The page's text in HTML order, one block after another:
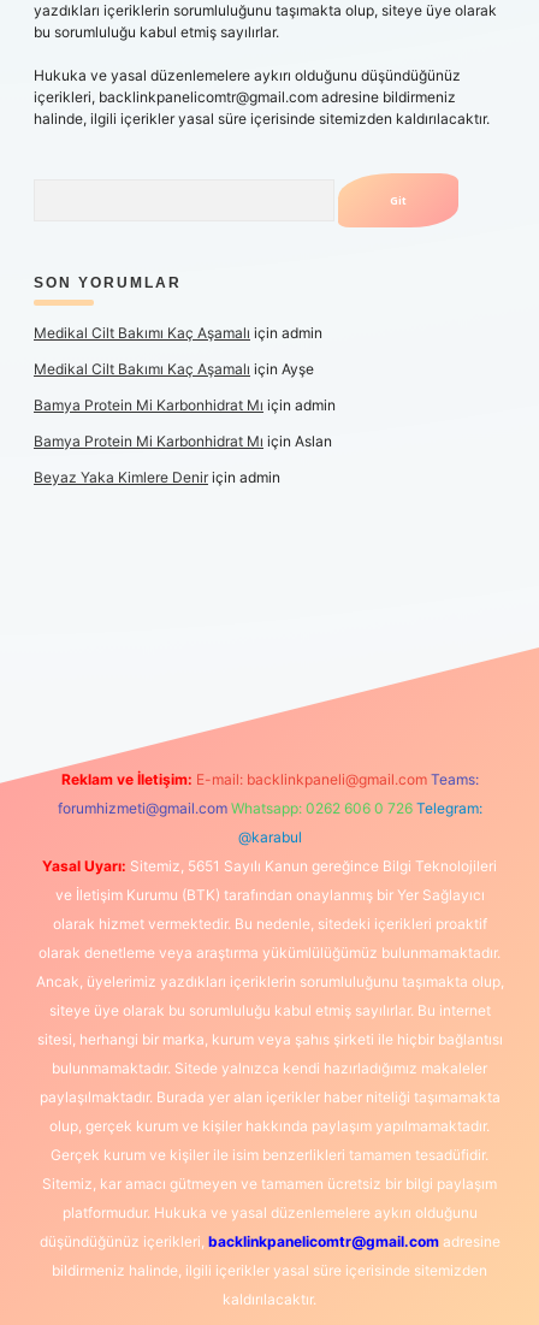
yazdıkları içeriklerin sorumluluğunu taşımakta olup, siteye üye olarak
bu sorumluluğu kabul etmiş sayılırlar.
Hukuka ve yasal düzenlemelere aykırı olduğunu düşündüğünüz
içerikleri, backlinkpanelicomtr@gmail.com adresine bildirmeniz
halinde, ilgili içerikler yasal süre içerisinde sitemizden kaldırılacaktır.
SON YORUMLAR
Medikal Cilt Bakımı Kaç Aşamalı için admin
Medikal Cilt Bakımı Kaç Aşamalı için Ayşe
Bamya Protein Mi Karbonhidrat Mı için admin
Bamya Protein Mi Karbonhidrat Mı için Aslan
Beyaz Yaka Kimlere Deniriçin admin
Reklam ve İletişim: E-mail: backlinkpaneli@gmail.com Teams:
forumhizmeti@gmail.com Whatsapp: 0262 606 0 726 Telegram:
@karabul
Yasal Uyarı: Sitemiz, 5651 Sayılı Kanun gereğince Bilgi Teknolojileri
ve İletişim Kurumu (BTK) tarafından onaylanmış bir Yer Sağlayıcı
olarak hizmet vermektedir. Bu nedenle, sitedeki içerikleri proaktif
olarak denetleme veya araştırma yükümlülüğümüz bulunmamaktadır.
Ancak, üyelerimiz yazdıkları içeriklerin sorumluluğunu taşımakta olup,
siteye üye olarak bu sorumluluğu kabul etmiş sayılırlar. Bu internet
sitesi, herhangi bir marka, kurum veya şahıs şirketi ile hiçbir bağlantısı
bulunmamaktadır. Sitede yalnızca kendi hazırladığımız makaleler
paylaşılmaktadır. Burada yer alan içerikler haber niteliği taşımamakta
olup, gerçek kurum ve kişiler hakkında paylaşım yapılmamaktadır.
Gerçek kurum ve kişiler ile isim benzerlikleri tamamen tesadüfidir.
Sitemiz, kar amacı gütmeyen ve tamamen ücretsiz bir bilgi paylaşım
platformudur. Hukuka ve yasal düzenlemelere aykırı olduğunu
düşündüğünüz içerikleri, backlinkpanelicomtr@gmail.comadresine
bildirmeniz halinde, ilgili içerikler yasal süre içerisinde sitemizden
kaldırılacaktır.